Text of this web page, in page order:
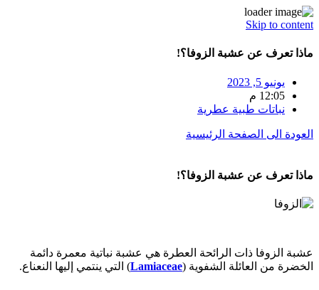
Skip to content
ماذا تعرف عن عشبة الزوفا؟!
يونيو 5, 2023
12:05 م
نباتات طبية عطرية
العودة الى الصفحة الرئيسية
ماذا تعرف عن عشبة الزوفا؟!
عشبة الزوفا ذات الرائحة العطرة هي عشبة نباتية معمرة دائمة
الخضرة من العائلة الشفوية (Lamiaceae) التي ينتمي إليها النعناع.